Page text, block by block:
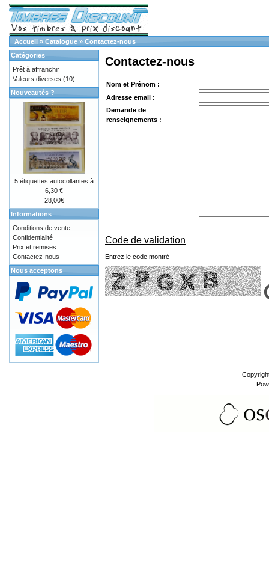
Accueil » Catalogue » Contactez-nous
Contactez-nous
Nom et Prénom :
Adresse email :
Demande de
renseignements :
Code de validation
Entrez le code montré
Catégories
Prêt à affranchir
Valeurs diverses (10)
Nouveautés ?
5 étiquettes autocollantes à
6,30 €
28,00€
Informations
Conditions de vente
Confidentialité
Prix et remises
Contactez-nous
Nous acceptons